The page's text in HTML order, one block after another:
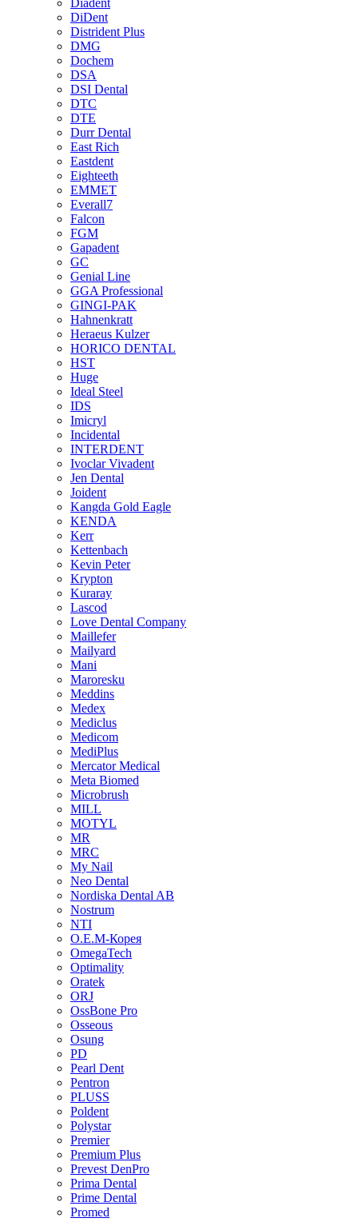
Diadent
DiDent
Distrident Plus
DMG
Dochem
DSA
DSI Dental
DTC
DTE
Durr Dental
East Rich
Eastdent
Eighteeth
EMMET
Everall7
Falcon
FGM
Gapadent
GC
Genial Line
GGA Professional
GINGI-PAK
Hahnenkratt
Heraeus Kulzer
HORICO DENTAL
HST
Huge
Ideal Steel
IDS
Imicryl
Incidental
INTERDENT
Ivoclar Vivadent
Jen Dental
Joident
Kangda Gold Eagle
KENDA
Kerr
Kettenbach
Kevin Peter
Krypton
Kuraray
Lascod
Love Dental Company
Maillefer
Mailyard
Mani
Maroresku
Meddins
Medex
Mediclus
Medicom
MediPlus
Mercator Medical
Meta Biomed
Microbrush
MILL
MOTYL
MR
MRC
My Nail
Neo Dental
Nordiska Dental AB
Nostrum
NTI
O.E.M-Корея
OmegaTech
Optimality
Oratek
ORJ
OssBone Pro
Osseous
Osung
PD
Pearl Dent
Pentron
PLUSS
Poldent
Polystar
Premier
Premium Plus
Prevest DenPro
Prima Dental
Prime Dental
Promed